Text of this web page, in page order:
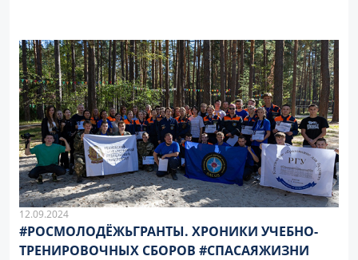
12.09.2024
#РОСМОЛОДЁЖЬГРАНТЫ. ХРОНИКИ УЧЕБНО-
ТРЕНИРОВОЧНЫХ СБОРОВ #СПАСАЯЖИЗНИ